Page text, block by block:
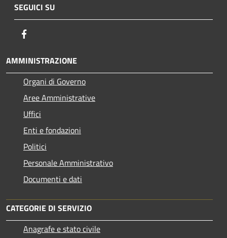
SEGUICI SU
AMMINISTRAZIONE
Organi di Governo
Aree Amministrative
Uffici
Enti e fondazioni
Politici
Personale Amministrativo
Documenti e dati
CATEGORIE DI SERVIZIO
Anagrafe e stato civile